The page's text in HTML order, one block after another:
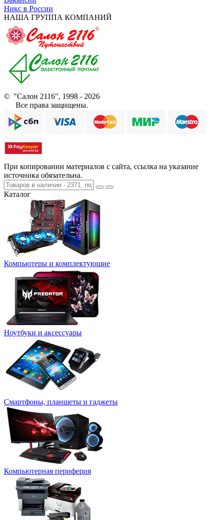
Никс в России
НАША ГРУППА КОМПАНИЙ
© "Салон 2116", 1998 - 2026
Все права защищены.
При копировании материалов с сайта, ссылка на указание
источника обязательна.
Каталог
Компьютеры и комплектующие
Ноутбуки и аксессуары
Смартфоны, планшеты и гаджеты
Компьютерная периферия